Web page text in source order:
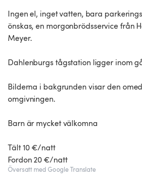
Ingen el, inget vatten, bara
önskas, en morgonbrödsservice från
Meyer.
Dahlenburgs tågstation ligger inom
Bilderna i bakgrunden visar den
omgivningen.
Barn är mycket välkomna
Tält 10 €/natt
Fordon 20 €/natt
Översatt med Google Translate